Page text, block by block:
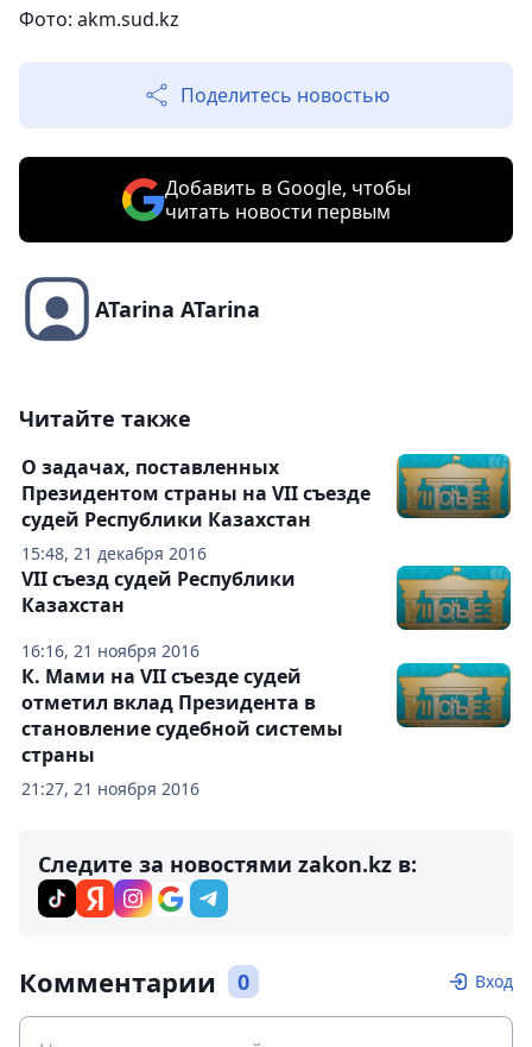
Фото: akm.sud.kz
Поделитесь новостью
Добавить в Google, чтобы
читать новости первым
ATarina ATarina
Читайте также
15:48, 21 декабря 2016
О задачах, поставленных
Президентом страны на VII съезде
судей Республики Казахстан
16:16, 21 ноября 2016
VII съезд судей Республики
Казахстан
21:27, 21 ноября 2016
К. Мами на VII съезде судей
отметил вклад Президента в
становление судебной системы
страны
Следите за новостями zakon.kz в:
Комментарии 0 Вход